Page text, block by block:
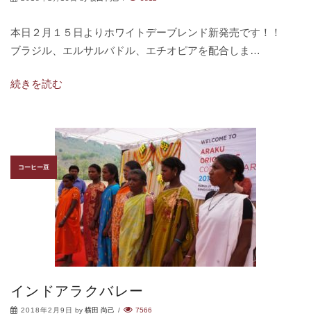
本日２月１５日よりホワイトデーブレンド新発売です！！
ブラジル、エルサルバドル、エチオピアを配合しま…
続きを読む
コーヒー豆
インドアラクバレー
2018年2月9日 by 横田 尚己 / 7566